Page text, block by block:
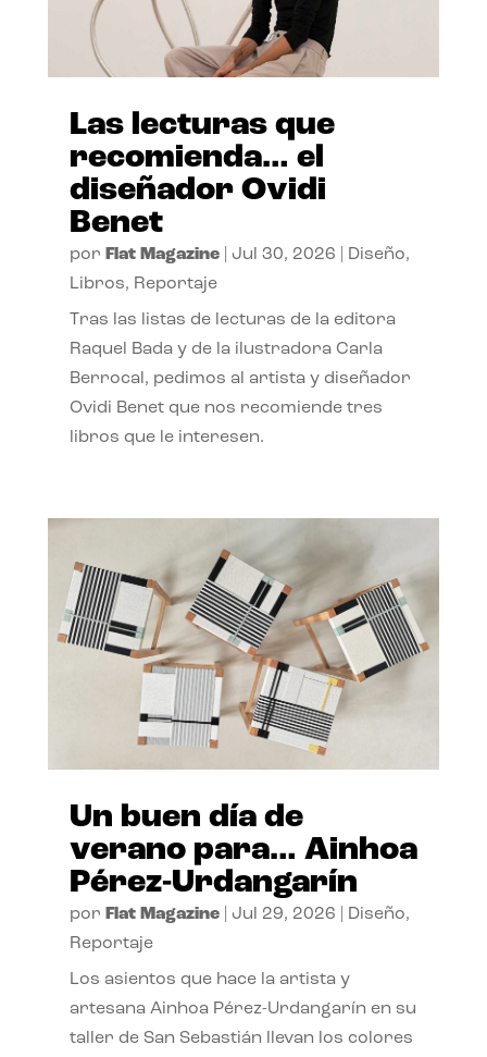
Las lecturas que
recomienda… el
diseñador Ovidi
Benet
por Flat Magazine| Jul 30, 2026 Diseño,
Libros, Reportaje
Tras las listas de lecturas de la editora
Raquel Bada y de la ilustradora Carla
Berrocal, pedimos al artista y diseñador
Ovidi Benet que nos recomiende tres
libros que le interesen.
Un buen día de
verano para… Ainhoa
Pérez-Urdangarín
por Flat Magazine| Jul 29, 2026 Diseño,
Reportaje
Los asientos que hace la artista y
artesana Ainhoa Pérez-Urdangarín en su
taller de San Sebastián llevan los colores